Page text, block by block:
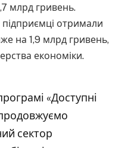
млрд гривень.
отримали
на 1,9 млрд гривень,
економіки.
«Доступні
сектор